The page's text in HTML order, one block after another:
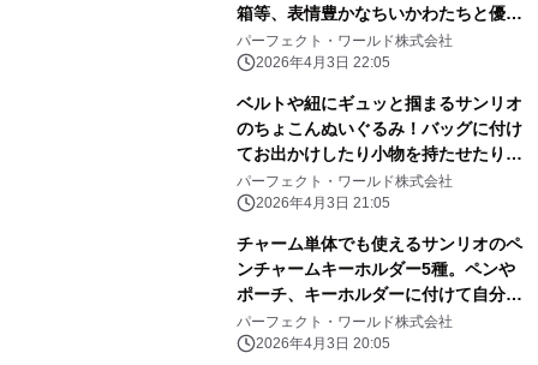
箱等、表情豊かなちいかわたちと優し
いピンク色に心和む
パーフェクト・ワールド株式会社
2026年4月3日 22:05
ベルトや紐にギュッと掴まるサンリオ
のちょこんぬいぐるみ！バッグに付け
てお出かけしたり小物を持たせたりと
自由に楽しめる！
パーフェクト・ワールド株式会社
2026年4月3日 21:05
チャーム単体でも使えるサンリオのペ
ンチャームキーホルダー5種。ペンや
ポーチ、キーホルダーに付けて自分だ
けのアレンジしよう
パーフェクト・ワールド株式会社
2026年4月3日 20:05